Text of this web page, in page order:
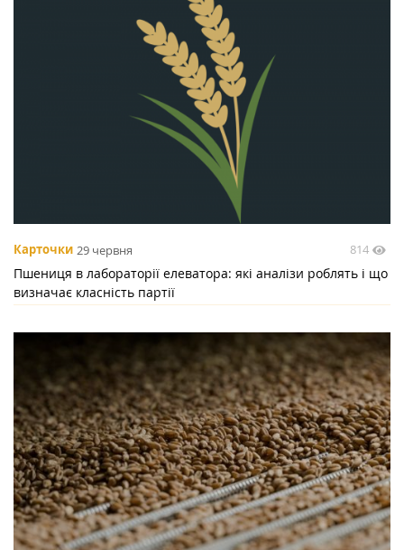
Карточки 29 червня 814
Пшениця в лабораторії елеватора: які аналізи роблять і що
визначає класність партії